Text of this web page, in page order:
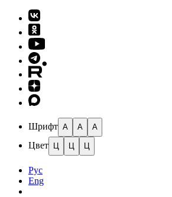
Шрифт A A A
Цвет Ц Ц Ц
Рус
Eng